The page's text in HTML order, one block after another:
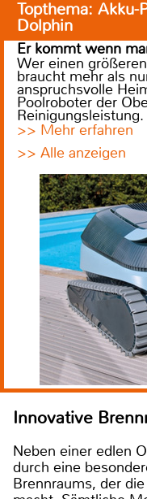
Topthema: Akku-
Dolphin
Er kommt wenn
Wer einen
braucht mehr als
anspruchsvolle
Poolroboter der
Reinigungsleistung.
>> Mehr erfahren
>> Alle anzeigen
Innovative
Neben einer edlen
durch eine
Brennraums, der